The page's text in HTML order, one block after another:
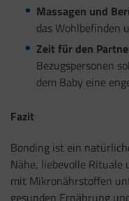
Massagen und
das Wohlbefinden
Zeit für den
Bezugspersonen
dem Baby eine
Fazit
Bonding ist ein
Nähe, liebevolle Rituale
mit Mikronährstoffen